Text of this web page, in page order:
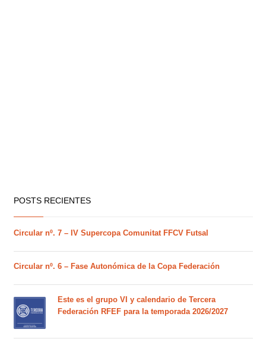
POSTS RECIENTES
Circular nº. 7 – IV Supercopa Comunitat FFCV Futsal
Circular nº. 6 – Fase Autonómica de la Copa Federación
Este es el grupo VI y calendario de Tercera
Federación RFEF para la temporada 2026/2027